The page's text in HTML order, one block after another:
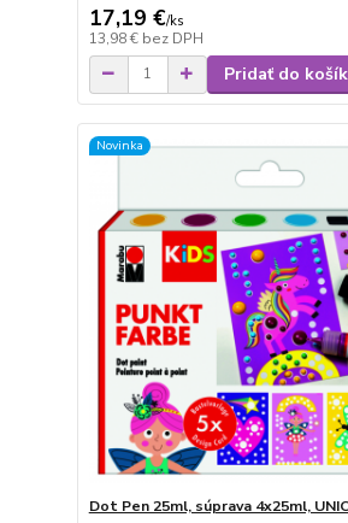
17,19 €/ks
13,98 € bez DPH
Pridať do
Novinka
Dot Pen 25ml, súprava 4x25ml,